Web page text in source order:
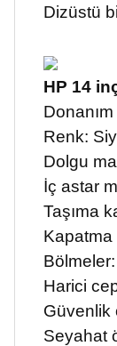
Dizüstü
HP 14
Renk:
Dolgu
İç astar
Taşıma
Kapatma
Harici
Güvenlik
Seyahat